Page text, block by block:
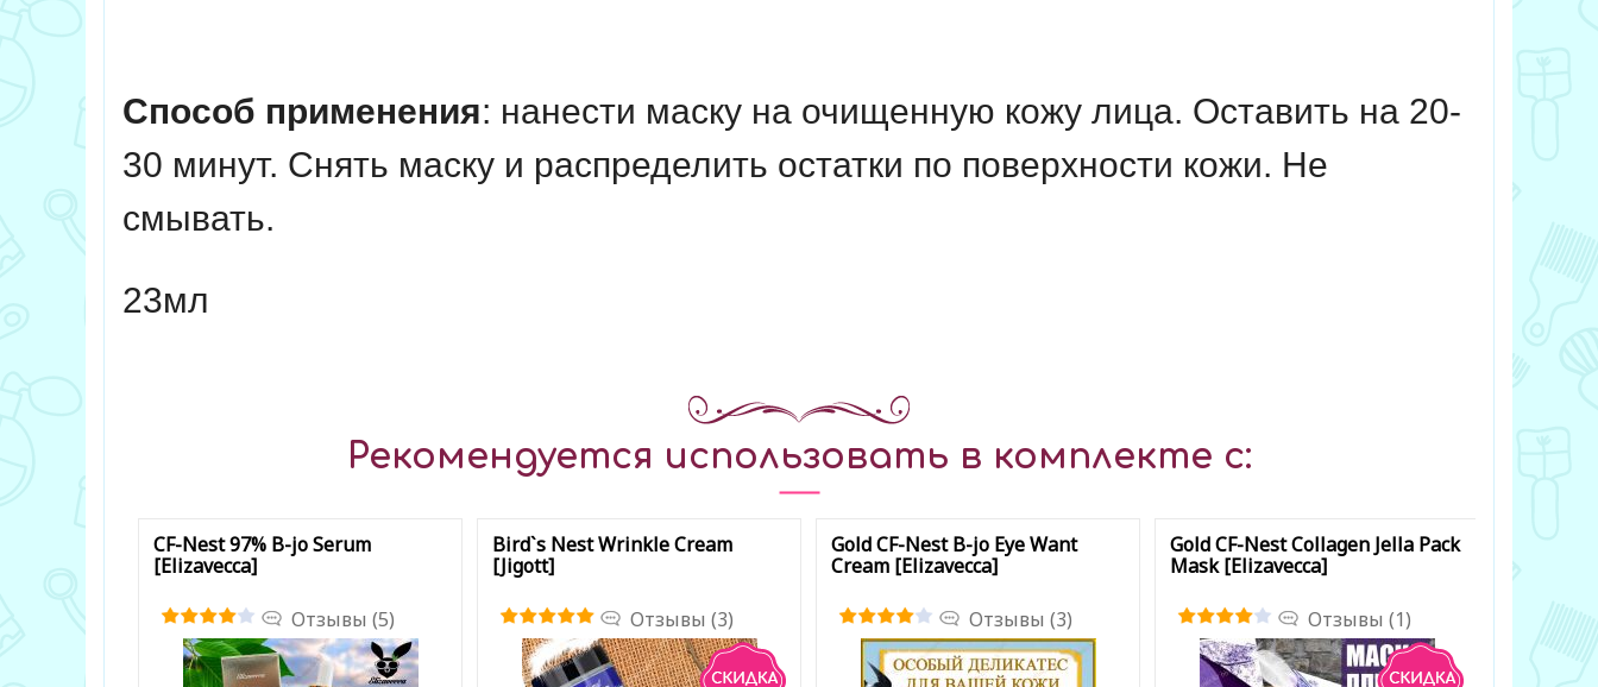
Способ применения: нанести маску на очищенную кожу лица. Оставить на 20-
30 минут. Снять маску и распределить остатки по поверхности кожи. Не
смывать.
23мл
Рекомендуется использовать в комплекте с:
CF-Nest 97% B-jo Serum
[Elizavecca]
Отзывы (5)
Bird`s Nest Wrinkle Cream
[Jigott]
Отзывы (3)
Gold CF-Nest B-jo Eye Want
Cream [Elizavecca]
Отзывы (3)
Gold CF-Nest Collagen Jella Pack
Mask [Elizavecca]
Отзывы (1)